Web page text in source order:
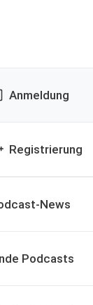
Anmeldung
Registrierung
News
Podcasts